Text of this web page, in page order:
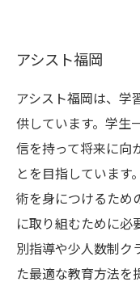
アシスト福岡
アシスト福岡は、学
供しています。学生
信を持って将来に向
とを目指しています
術を身につけるため
に取り組むために必
別指導や少人数制ク
た最適な教育方法を